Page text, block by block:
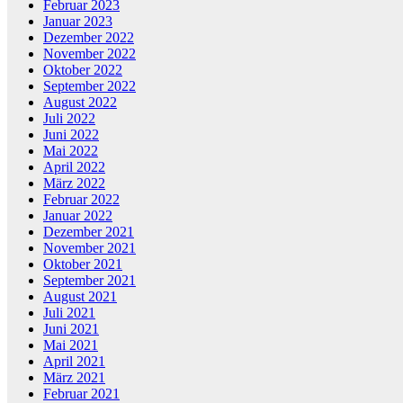
Februar 2023
Januar 2023
Dezember 2022
November 2022
Oktober 2022
September 2022
August 2022
Juli 2022
Juni 2022
Mai 2022
April 2022
März 2022
Februar 2022
Januar 2022
Dezember 2021
November 2021
Oktober 2021
September 2021
August 2021
Juli 2021
Juni 2021
Mai 2021
April 2021
März 2021
Februar 2021